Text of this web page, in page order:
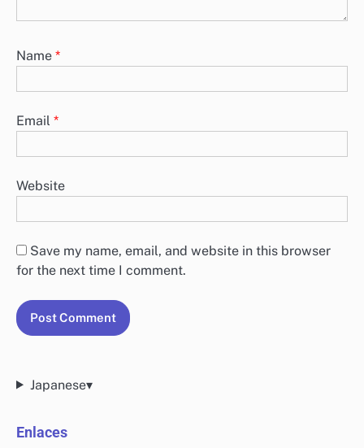
Name *
Email *
Website
Save my name, email, and website in this browser
for the next time I comment.
Japanese▾
Enlaces